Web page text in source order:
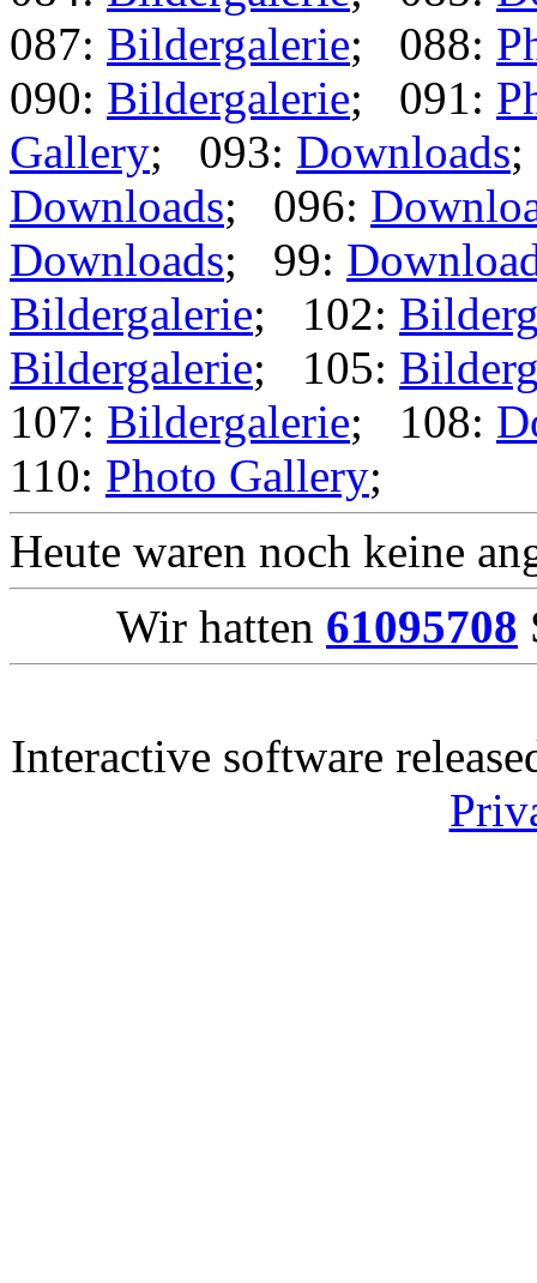
087: Bildergalerie; 088:
090: Bildergalerie; 091:
Gallery; 093: Downloads
Downloads; 096:
Downloads; 99:
Bildergalerie; 102:
Bildergalerie; 105:
107: Bildergalerie; 108:
110: Photo Gallery;
Heute waren noch keine
Wir hatten 61095708
Interactive software